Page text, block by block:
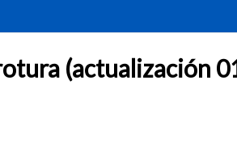
(actualización